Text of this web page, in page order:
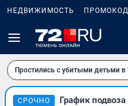
НЕДВИЖИМОСТЬ
Простились с убитыми детьми в
СРОЧНО
График